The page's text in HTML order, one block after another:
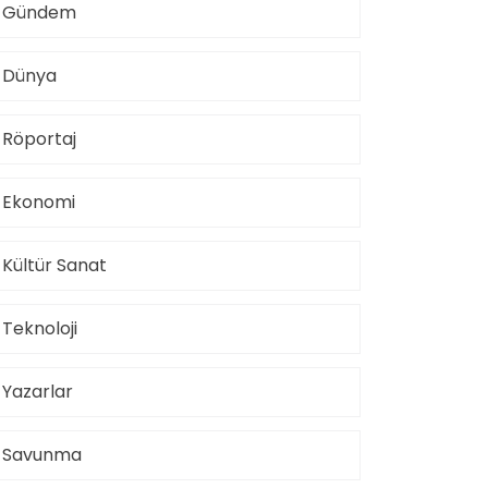
Gündem
Dünya
Röportaj
Ekonomi
Kültür Sanat
Teknoloji
Yazarlar
Savunma